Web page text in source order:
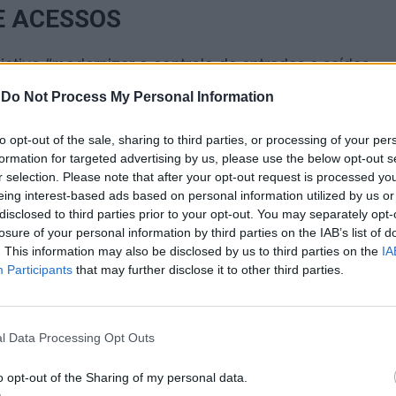
Do Not Process My Personal Information
opt-out of the sale, sharing to third parties, or processing of your
for targeted advertising by us, please use the below opt-out
selection. Please note that after your opt-out request is processed
interest-based ads based on personal information utilized by us
to third parties prior to your opt-out. You may separately
of your personal information by third parties on the IAB’s list of
This information may also be disclosed by us to third parties on the
Participants that may further disclose it to other third parties.
Data Processing Opt Outs
opt-out of the Sharing of my personal data.
ACESSOS
“modernizar o controlo de entradas e saídas
de leitura biométrica, QR Code, RFID,
para identificação de contentores.
com o software já em uso nos portos,
o Cloud4Access e a Janela Única Logística.
que abrangem:
substituição de leitores, instalação de LPR e